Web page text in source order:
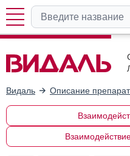
Видаль Описание